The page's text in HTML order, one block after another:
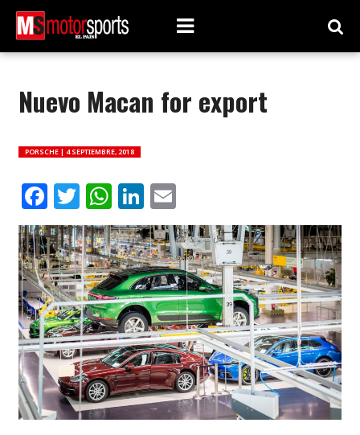
Nuevo Macan for export
PORSCHE | 4 SEPTIEMBRE, 2018
Facebook
Twitter
WhatsApp
LinkedIn
Email